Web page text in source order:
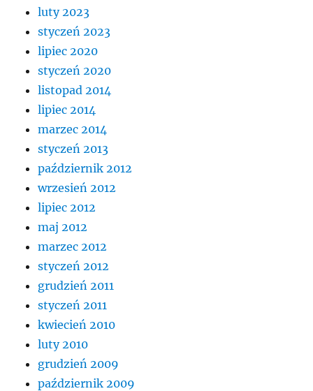
luty 2023
styczeń 2023
lipiec 2020
styczeń 2020
listopad 2014
lipiec 2014
marzec 2014
styczeń 2013
październik 2012
wrzesień 2012
lipiec 2012
maj 2012
marzec 2012
styczeń 2012
grudzień 2011
styczeń 2011
kwiecień 2010
luty 2010
grudzień 2009
październik 2009